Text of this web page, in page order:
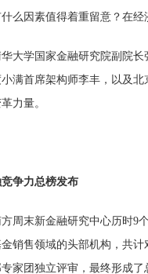
么因素值得着重留意？在
大学 国家金融研究院副院长
满首席架构师李丰，以及
力量。
争力总榜发布
周末新金融研究中心历时9
销售领域的头部机构，共计
家团独立评审，最终形成了